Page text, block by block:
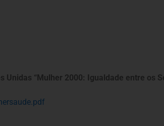
“Mulher 2000: Igualdade entre os